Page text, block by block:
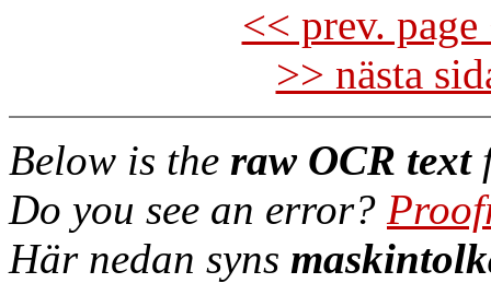
<< prev.
>> nästa
Below is the raw OCR text
Do you see an error?
Här nedan syns